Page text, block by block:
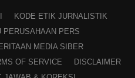
KODE ETIK JURNALISTIK
PERUSAHAAN PERS
MEDIA SIBER
OF SERVICE
DISCLAIMER